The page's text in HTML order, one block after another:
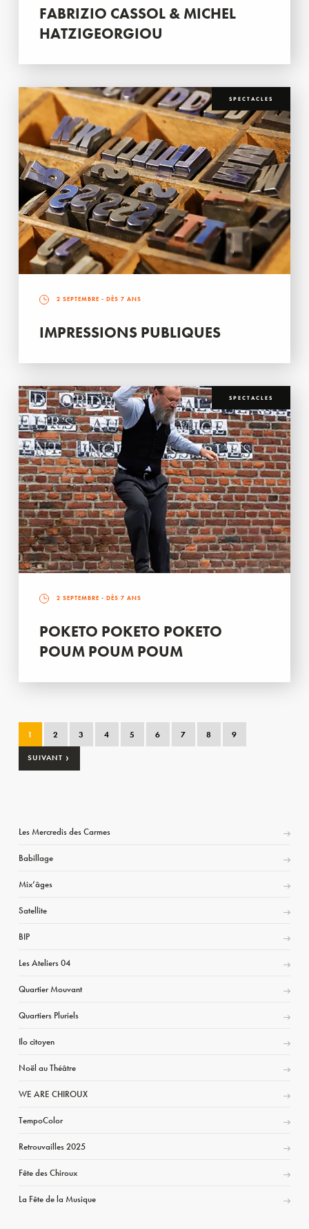
FABRIZIO CASSOL & MICHEL
HATZIGEORGIOU
SPECTACLES
2 SEPTEMBRE - DÈS 7 ANS
IMPRESSIONS PUBLIQUES
SPECTACLES
2 SEPTEMBRE - DÈS 7 ANS
POKETO POKETO POKETO
POUM POUM POUM
1 2 3 4 5 6 7 8 9
SUIVANT ›
Les Mercredis des Carmes
Babillage
Mix’âges
Satellite
BIP
Les Ateliers 04
Quartier Mouvant
Quartiers Pluriels
Ilo citoyen
Noël au Théâtre
WE ARE CHIROUX
TempoColor
Retrouvailles 2025
Fête des Chiroux
La Fête de la Musique